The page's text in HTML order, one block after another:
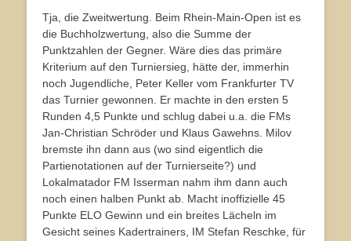
Tja, die Zweitwertung. Beim Rhein-Main-Open ist es
die Buchholzwertung, also die Summe der
Punktzahlen der Gegner. Wäre dies das primäre
Kriterium auf den Turniersieg, hätte der, immerhin
noch Jugendliche, Peter Keller vom Frankfurter TV
das Turnier gewonnen. Er machte in den ersten 5
Runden 4,5 Punkte und schlug dabei u.a. die FMs
Jan-Christian Schröder und Klaus Gawehns. Milov
bremste ihn dann aus (wo sind eigentlich die
Partienotationen auf der Turnierseite?) und
Lokalmatador FM Isserman nahm ihm dann auch
noch einen halben Punkt ab. Macht inoffizielle 45
Punkte ELO Gewinn und ein breites Lächeln im
Gesicht seines Kadertrainers, IM Stefan Reschke, für